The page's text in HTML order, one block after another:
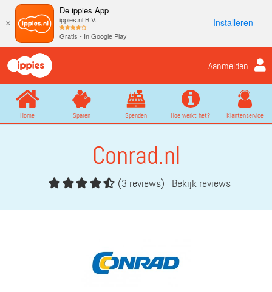
×
De ippies App
ippies.nl B.V.
Gratis - In Google Play
Installeren
Aanmelden
Home Sparen Spenden Hoe werkt het? Klantenservice
Conrad.nl
(3 reviews) Bekijk reviews